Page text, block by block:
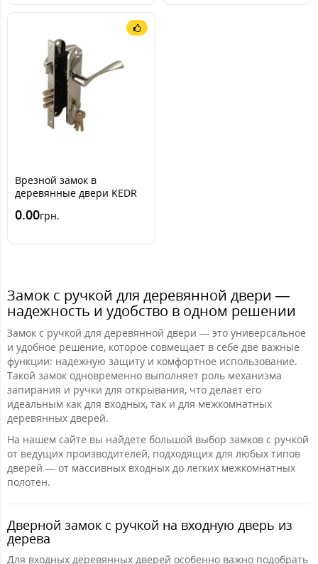
Врезной замок в
деревянные двери KEDR
0.00грн.
Замок с ручкой для деревянной двери —
надежность и удобство в одном решении
Замок с ручкой для деревянной двери — это универсальное
и удобное решение, которое совмещает в себе две важные
функции: надежную защиту и комфортное использование.
Такой замок одновременно выполняет роль механизма
запирания и ручки для открывания, что делает его
идеальным как для входных, так и для межкомнатных
деревянных дверей.
На нашем сайте вы найдете большой выбор замков с ручкой
от ведущих производителей, подходящих для любых типов
дверей — от массивных входных до легких межкомнатных
полотен.
Дверной замок с ручкой на входную дверь из
дерева
Для входных деревянных дверей особенно важно подобрать